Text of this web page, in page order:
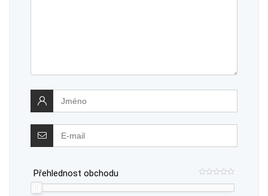
Přehlednost obchodu